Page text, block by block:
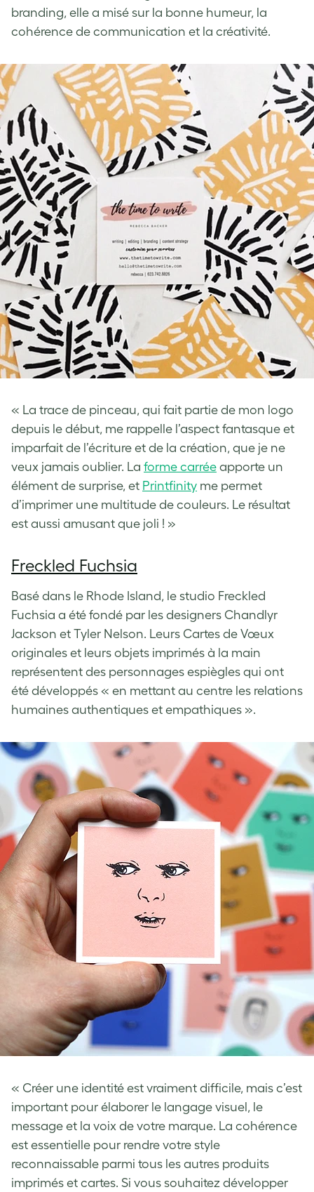
branding, elle a misé sur la bonne humeur, la
cohérence de communication et la créativité.
« La trace de pinceau, qui fait partie de mon logo
depuis le début, me rappelle l’aspect fantasque et
imparfait de l’écriture et de la création, que je ne
veux jamais oublier. La forme carrée apporte un
élément de surprise, et Printfinity me permet
d’imprimer une multitude de couleurs. Le résultat
est aussi amusant que joli ! »
Freckled Fuchsia
Basé dans le Rhode Island, le studio Freckled
Fuchsia a été fondé par les designers Chandlyr
Jackson et Tyler Nelson. Leurs Cartes de Vœux
originales et leurs objets imprimés à la main
représentent des personnages espiègles qui ont
été développés « en mettant au centre les relations
humaines authentiques et empathiques ».
« Créer une identité est vraiment difficile, mais c’est
important pour élaborer le langage visuel, le
message et la voix de votre marque. La cohérence
est essentielle pour rendre votre style
reconnaissable parmi tous les autres produits
imprimés et cartes. Si vous souhaitez développer